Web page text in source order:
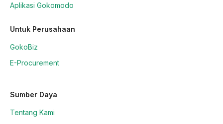
Aplikasi Gokomodo
Untuk Perusahaan
GokoBiz
E-Procurement
Sumber Daya
Tentang Kami